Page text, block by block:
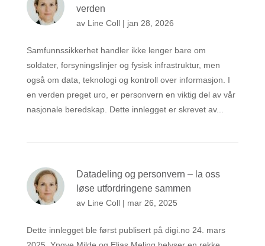
verden
av Line Coll| jan 28, 2026
Samfunnssikkerhet handler ikke lenger bare om
soldater, forsyningslinjer og fysisk infrastruktur, men
også om data, teknologi og kontroll over informasjon. I
en verden preget uro, er personvern en viktig del av vår
nasjonale beredskap. Dette innlegget er skrevet av...
Datadeling og personvern – la oss
løse utfordringene sammen
av Line Coll| mar 26, 2025
Dette innlegget ble først publisert på digi.no 24. mars